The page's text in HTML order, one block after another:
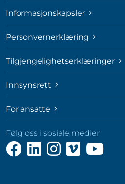
Informasjonskapsler
Personvernerklæring
Tilgjengelighetserklæringer
Innsynsrett
For ansatte
Følg oss i sosiale medier
Følg
oss
Følg
oss
Følg
oss
Følg
oss
Følg
oss